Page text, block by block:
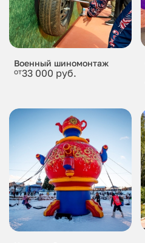
Военный шиномонтаж
от33 000 руб.